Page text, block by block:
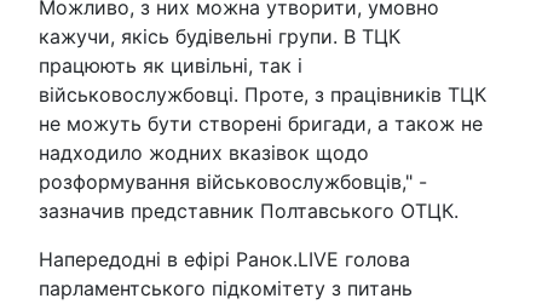
Можливо, з них можна утворити, умовно
кажучи, якісь будівельні групи. В ТЦК
працюють як цивільні, так і
військовослужбовці. Проте, з працівників ТЦК
не можуть бути створені бригади, а також не
надходило жодних вказівок щодо
розформування військовослужбовців," -
зазначив представник Полтавського ОТЦК.
Напередодні в ефірі Ранок.LIVE голова
парламентського підкомітету з питань